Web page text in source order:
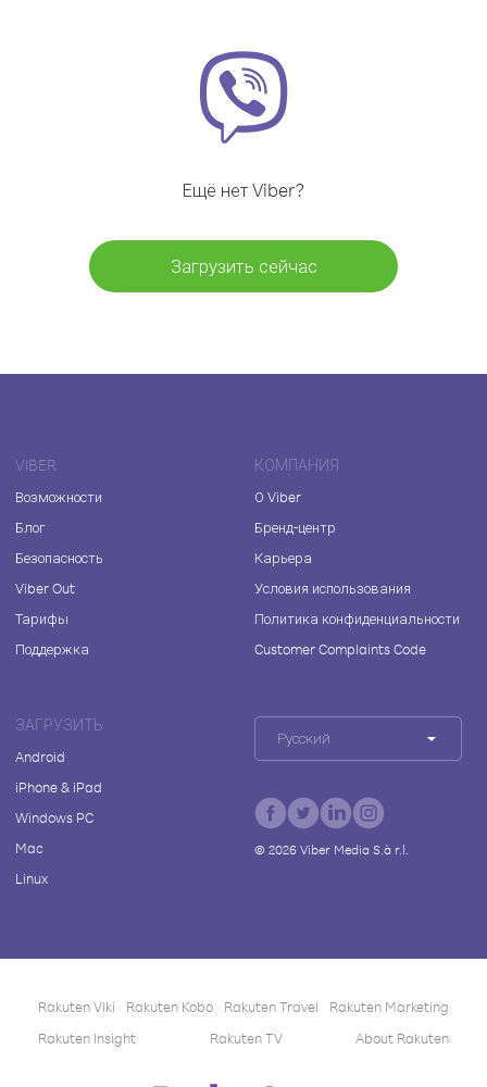
Ещё нет Viber?
Загрузить сейчас
VIBER
Возможности
Блог
Безопасность
Viber Out
Тарифы
Поддержка
КОМПАНИЯ
О Viber
Бренд-центр
Карьера
Условия использования
Политика конфиденциальности
Customer Complaints Code
ЗАГРУЗИТЬ
Android
iPhone & iPad
Windows PC
Mac
Linux
Русский
© 2026Viber Media S.à r.l.
Rakuten Viki Rakuten Kobo Rakuten Travel
Rakuten Marketing
Rakuten Insight
Rakuten TV About Rakuten